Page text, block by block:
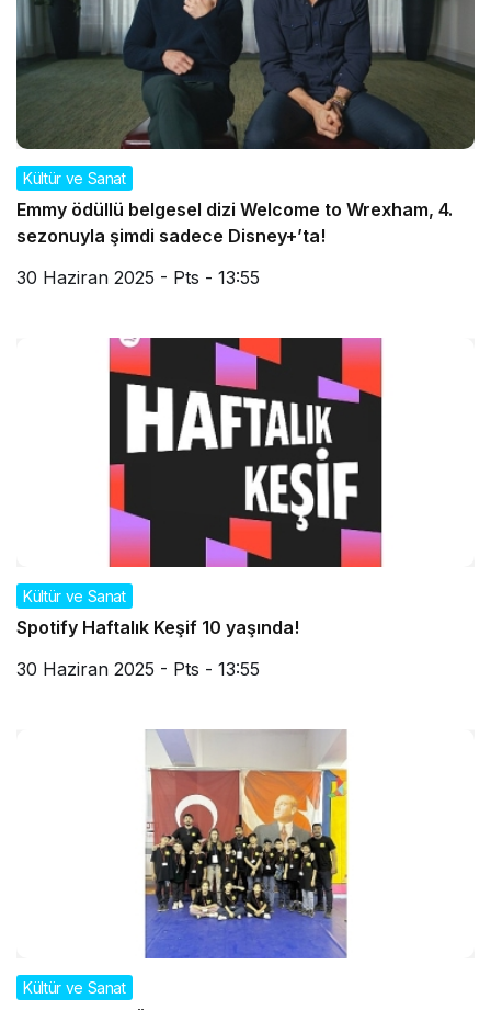
Kültür ve Sanat
Emmy ödüllü belgesel dizi Welcome to Wrexham, 4.
sezonuyla şimdi sadece Disney+’ta!
30 Haziran 2025 - Pts - 13:55
Kültür ve Sanat
Spotify Haftalık Keşif 10 yaşında!
30 Haziran 2025 - Pts - 13:55
Kültür ve Sanat